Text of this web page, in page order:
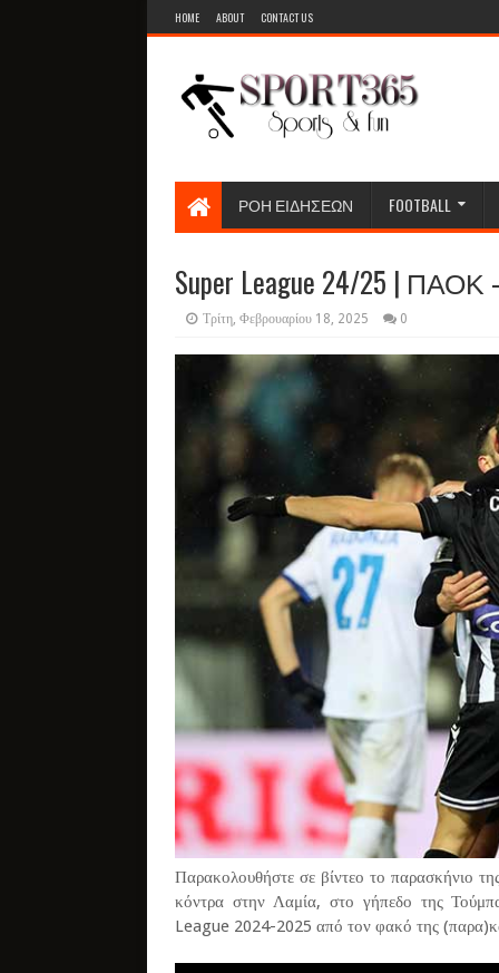
HOME ABOUT CONTACT US
ΡΟΗ ΕΙΔΗΣΕΩΝ FOOTBALL
Super League 24/25 | ΠΑΟΚ
Τρίτη, Φεβρουαρίου 18, 2025 0
Παρακολουθήστε σε βίντεο το παρασκήνιο
κόντρα στην Λαμία, στο γήπεδο της
League 2024-2025 από τον φακό της